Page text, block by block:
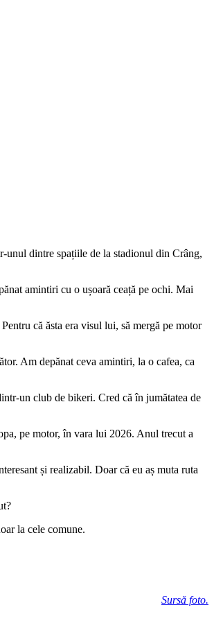
unul dintre spațiile de la stadionul din Crâng,
amintiri cu o ușoară ceață pe ochi. Mai
că ăsta era visul lui, să mergă pe motor
Am depănat ceva amintiri, la o cafea, ca
un club de bikeri. Cred că în jumătatea de
pe motor, în vara lui 2026. Anul trecut a
și realizabil. Doar că eu aș muta ruta
la cele comune.
Sursă foto.